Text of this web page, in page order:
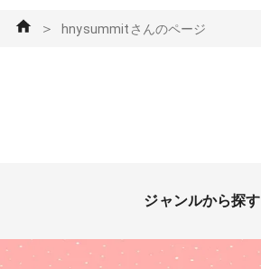
＞ hnysummitさんのページ
ジャンルから探す